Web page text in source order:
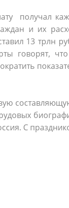
получал
и их
13 трлн
говорят,
С